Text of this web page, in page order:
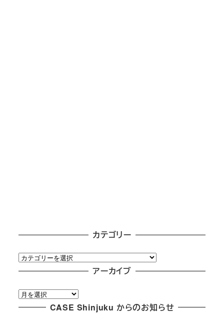
カテゴリー
カ
テ
リ
ー
アーカイブ
ア
ー
CASE Shinjuku からのお知らせ